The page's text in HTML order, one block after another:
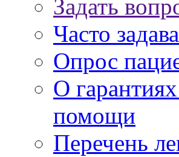
Задать
Часто
Опрос
О
помощи
Перечень